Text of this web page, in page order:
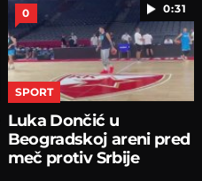
0:31
0
SPORT
Luka Dončić u
Beogradskoj areni pred
meč protiv Srbije